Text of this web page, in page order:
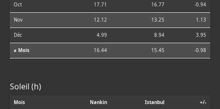
Oct 17.71 16.77 -0.94
Nov 12.12 13.25 1.13
Déc 4.99 8.94 3.95
⌀ Mois 16.44 15.45 -0.98
Soleil (h)
Mois Nankin Istanbul +/-